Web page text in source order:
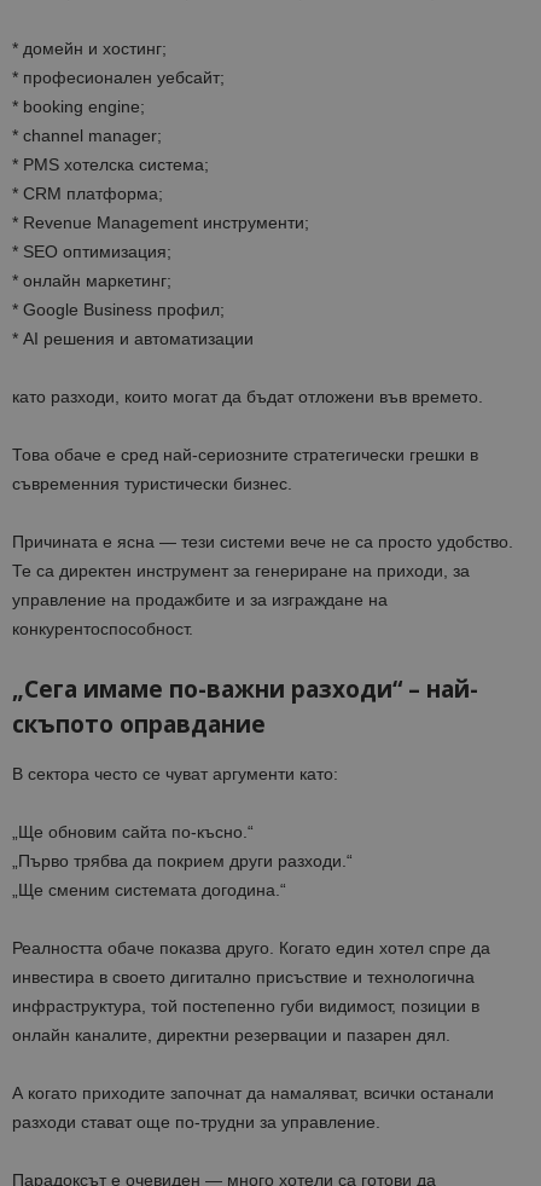
* домейн и хостинг;
* професионален уебсайт;
* booking engine;
* channel manager;
* PMS хотелска система;
* CRM платформа;
* Revenue Management инструменти;
* SEO оптимизация;
* онлайн маркетинг;
* Google Business профил;
* AI решения и автоматизации
като разходи, които могат да бъдат отложени във времето.
Това обаче е сред най-сериозните стратегически грешки в
съвременния туристически бизнес.
Причината е ясна — тези системи вече не са просто удобство.
Те са директен инструмент за генериране на приходи, за
управление на продажбите и за изграждане на
конкурентоспособност.
„Сега имаме по-важни разходи“ – най-
скъпото оправдание
В сектора често се чуват аргументи като:
„Ще обновим сайта по-късно.“
„Първо трябва да покрием други разходи.“
„Ще сменим системата догодина.“
Реалността обаче показва друго. Когато един хотел спре да
инвестира в своето дигитално присъствие и технологична
инфраструктура, той постепенно губи видимост, позиции в
онлайн каналите, директни резервации и пазарен дял.
А когато приходите започнат да намаляват, всички останали
разходи стават още по-трудни за управление.
Парадоксът е очевиден — много хотели са готови да